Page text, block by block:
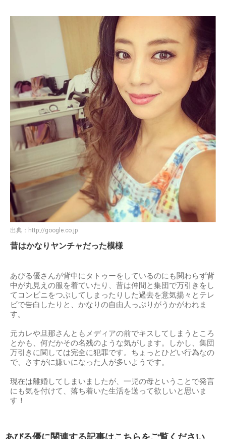
出典： http://google.co.jp
昔はかなりヤンチャだった模様
あびる優さんが背中にタトゥーをしているのにも関わらず背
中が丸見えの服を着ていたり、昔は仲間と集団で万引きをし
てコンビニをつぶしてしまったりした過去を意気揚々とテレ
ビで告白したりと、かなりの自由人っぷりがうかがわれま
す。
元カレや旦那さんともメディアの前でキスしてしまうところ
とかも、何だかその名残のような気がします。しかし、集団
万引きに関しては完全に犯罪です。ちょっとひどい行為なの
で、さすがに嫌いになった人が多いようです。
現在は離婚してしまいましたが、一児の母ということで発言
にも気を付けて、落ち着いた生活を送って欲しいと思いま
す！
あびる優に関連する記事はこちらをご覧ください